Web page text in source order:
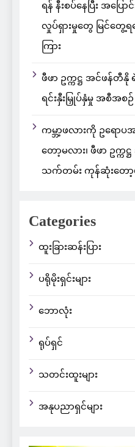
ရန် နီးစပ်နေပြီး အပြ
လှုပ်ရှားမှုတွေ မြင်တွေ့
ကြား
ဖီဖာ ဥက္ကဋ္ဌ အင်ဖန်တီနို
ရင်းနှီးမြှုပ်နှံမှု အစီအစဉ်
ကမ္ဘာ့ဖလားကို ဥရော
တော့မလား၊ ဖီဖာ ဥက္က
သက်တမ်း ကုန်ဆုံးတော့
Categories
ထူးခြားဆန်းပြား
ပရိုမိုးရှင်းများ
ဘောလုံး
ရုပ်ရှင်
သတင်းထူးများ
အနုပညာရှင်များ